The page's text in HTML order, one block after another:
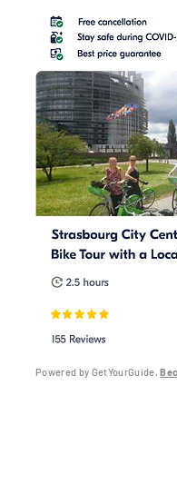
Powered by GetYourGuide.